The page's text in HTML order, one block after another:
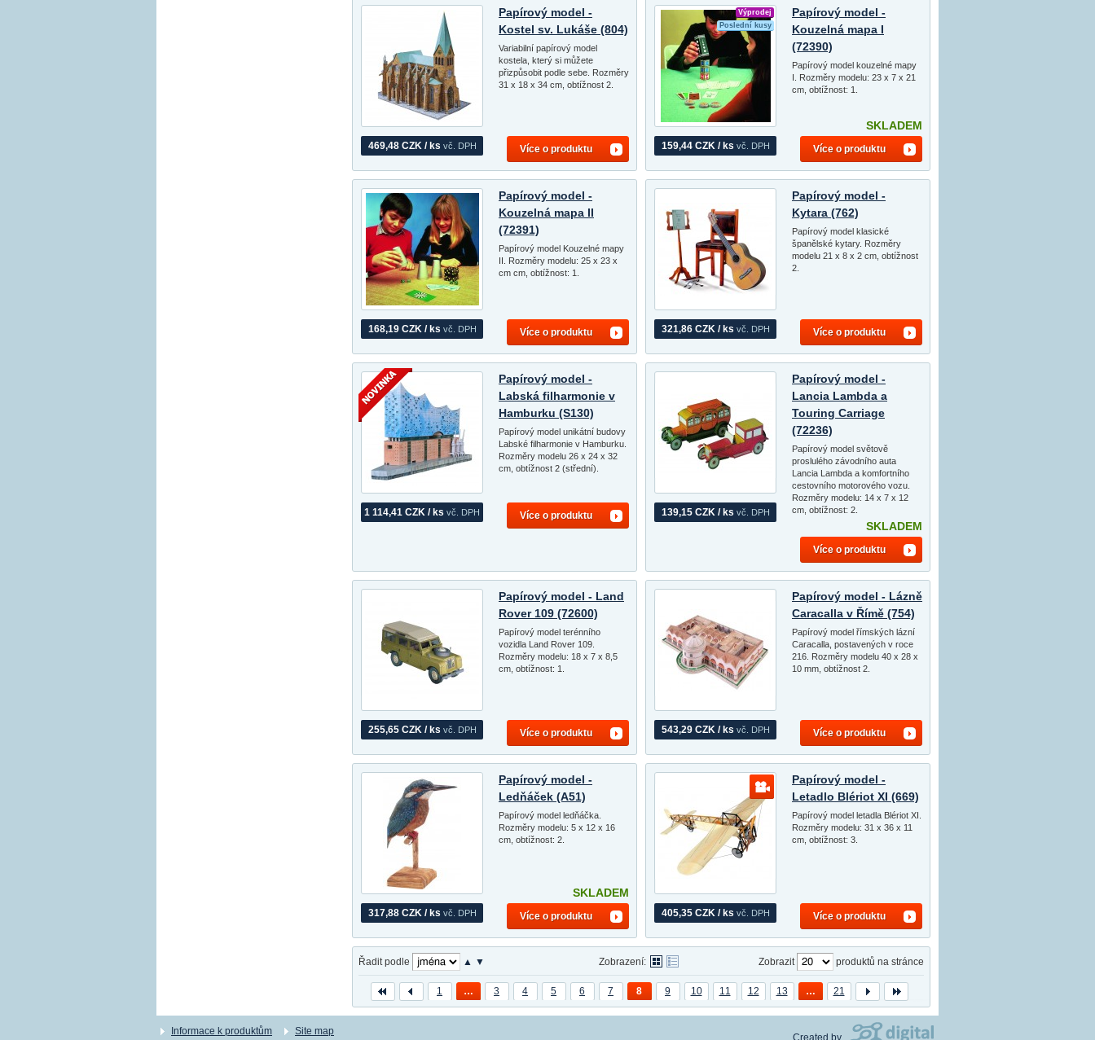
469,48 CZK / ks vč. DPH
Papírový model -
Kostel sv. Lukáše (804)
Variabilní papírový model
kostela, který si můžete
přizpůsobit podle sebe. Rozměry
31 x 18 x 34 cm, obtížnost 2.
Více o produktu
Výprodej
Poslední kusy
159,44 CZK / ks vč. DPH
Papírový model -
Kouzelná mapa I
(72390)
Papírový model kouzelné mapy
I. Rozměry modelu: 23 x 7 x 21
cm, obtížnost: 1.
SKLADEM
Více o produktu
168,19 CZK / ks vč. DPH
Papírový model -
Kouzelná mapa II
(72391)
Papírový model Kouzelné mapy
II. Rozměry modelu: 25 x 23 x
cm cm, obtížnost: 1.
Více o produktu 321,86 CZK / ks vč. DPH
Papírový model -
Kytara (762)
Papírový model klasické
španělské kytary. Rozměry
modelu 21 x 8 x 2 cm, obtížnost
2.
Více o produktu
1 114,41 CZK / ks vč. DPH
Papírový model -
Labská filharmonie v
Hamburku (S130)
Papírový model unikátní budovy
Labské filharmonie v Hamburku.
Rozměry modelu 26 x 24 x 32
cm, obtížnost 2 (střední).
Více o produktu 139,15 CZK / ks vč. DPH
Papírový model -
Lancia Lambda a
Touring Carriage
(72236)
Papírový model světově
proslulého závodního auta
Lancia Lambda a komfortního
cestovního motorového vozu.
Rozměry modelu: 14 x 7 x 12
cm, obtížnost: 2.
SKLADEM
Více o produktu
255,65 CZK / ks vč. DPH
Papírový model - Land
Rover 109 (72600)
Papírový model terénního
vozidla Land Rover 109.
Rozměry modelu: 18 x 7 x 8,5
cm, obtížnost: 1.
Více o produktu 543,29 CZK / ks vč. DPH
Papírový model - Lázně
Caracalla v Římě (754)
Papírový model římských lázní
Caracalla, postavených v roce
216. Rozměry modelu 40 x 28 x
10 mm, obtížnost 2.
Více o produktu
317,88 CZK / ks vč. DPH
Papírový model -
Ledňáček (A51)
Papírový model ledňáčka.
Rozměry modelu: 5 x 12 x 16
cm, obtížnost: 2.
SKLADEM
Více o produktu 405,35 CZK / ks vč. DPH
Papírový model -
Letadlo Blériot XI (669)
Papírový model letadla Blériot XI.
Rozměry modelu: 31 x 36 x 11
cm, obtížnost: 3.
Více o produktu
Řadit podle ▲ ▼ Zobrazení: Zobrazit produktů na stránce
1 … 3 4 5 6 7 8 9 10 11 12 13 … 21
Informace k produktům Site map